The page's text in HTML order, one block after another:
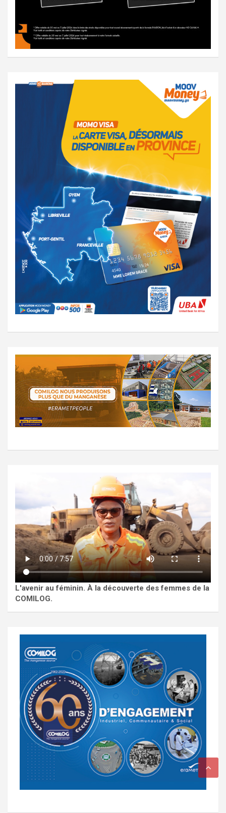
L'avenir au féminin. À la découverte des femmes de la
COMILOG.